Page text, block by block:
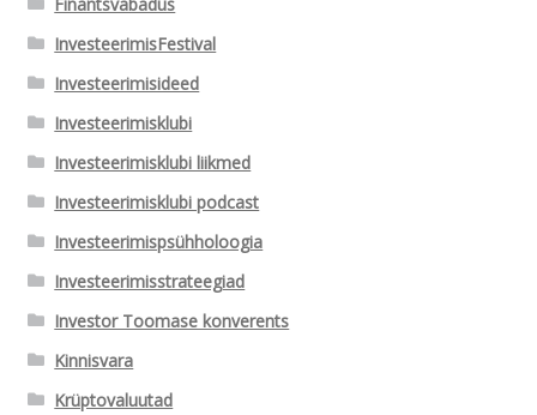
InvesteerimisFestival
Investeerimisideed
Investeerimisklubi
Investeerimisklubi liikmed
Investeerimisklubi podcast
Investeerimispsühholoogia
Investeerimisstrateegiad
Investor Toomase konverents
Kinnisvara
Krüptovaluutad